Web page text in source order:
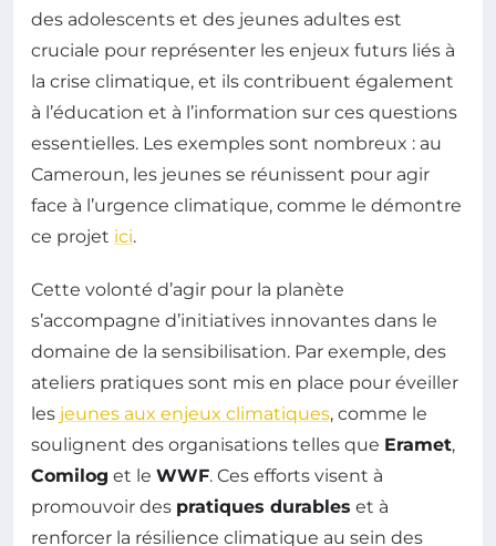
des adolescents et des jeunes adultes est
cruciale pour représenter les enjeux futurs liés à
la crise climatique, et ils contribuent également
à l’éducation et à l’information sur ces questions
essentielles. Les exemples sont nombreux : au
Cameroun, les jeunes se réunissent pour agir
face à l’urgence climatique, comme le démontre
ce projet ici.
Cette volonté d’agir pour la planète
s’accompagne d’initiatives innovantes dans le
domaine de la sensibilisation. Par exemple, des
ateliers pratiques sont mis en place pour éveiller
les jeunes aux enjeux climatiques, comme le
soulignent des organisations telles que Eramet,
Comilog et le WWF. Ces efforts visent à
promouvoir des pratiques durables et à
renforcer la résilience climatique au sein des